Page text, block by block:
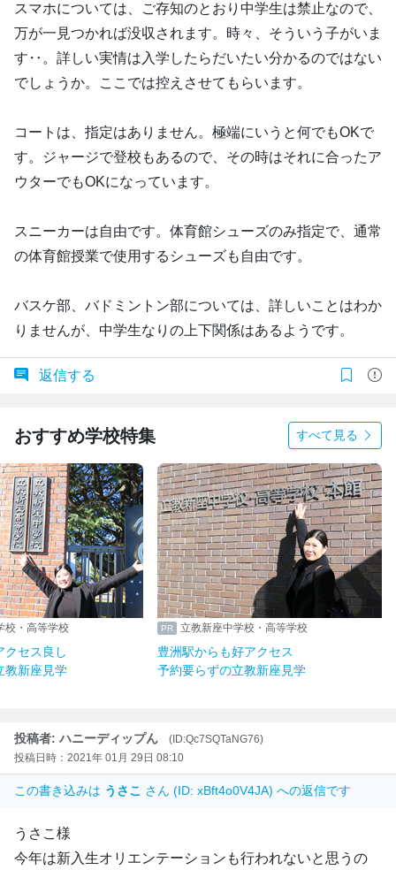
スマホについては、ご存知のとおり中学生は禁止なので、
万が一見つかれば没収されます。時々、そういう子がいま
す‥。詳しい実情は入学したらだいたい分かるのではない
でしょうか。ここでは控えさせてもらいます。
コートは、指定はありません。極端にいうと何でもOKで
す。ジャージで登校もあるので、その時はそれに合ったア
ウターでもOKになっています。
スニーカーは自由です。体育館シューズのみ指定で、通常
の体育館授業で使用するシューズも自由です。
バスケ部、バドミントン部については、詳しいことはわか
りませんが、中学生なりの上下関係はあるようです。
返信する
おすすめ学校特集 すべて見る
校・高等学校
クセス良し
教新座見学
立教新座中学校・高等学校
豊洲駅からも好アクセス
予約要らずの立教新座見学
投稿者: ハニーディップん
(ID:Qc7SQTaNG76)
投稿日時：2021年 01月 29日 08:10
この書き込みは うさこ さん (ID: xBft4o0V4JA) への返信です
うさこ様
今年は新入生オリエンテーションも行われないと思うの